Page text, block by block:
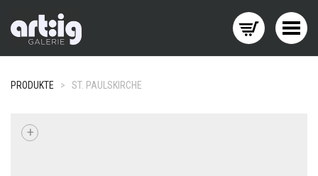
Menü wechseln
PRODUKTE > ST. PAULSKIRCHE
+